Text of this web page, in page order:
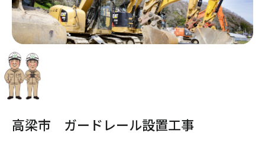
高梁市 ガードレール設置工事